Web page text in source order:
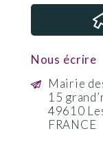
Nous écrire
Mairie
15
49610
FRANCE